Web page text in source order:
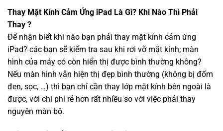
Thay Mặt Kính Cảm Ứng iPad Là Gì? Khi Nào Thì Phải
Thay ?
Để nhận biết khi nào bạn phải thay mặt kính cảm ứng
iPad? các bạn sẽ kiểm tra sau khi rơi vỡ mặt kính; màn
hình của máy có còn hiển thị được bình thường không?
Nếu màn hình vẫn hiện thị đẹp bình thường (không bị đốm
đen, sọc, …) thì bạn chỉ cần thay lớp mặt kính bên ngoài là
được, với chi phí rẻ hơn rất nhiều so với việc phải thay
nguyên màn bộ.